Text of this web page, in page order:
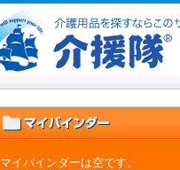
マイバインダーは空です。